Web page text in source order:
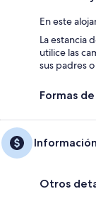
En este
La estancia
utilice las
sus padres
Formas
Otros